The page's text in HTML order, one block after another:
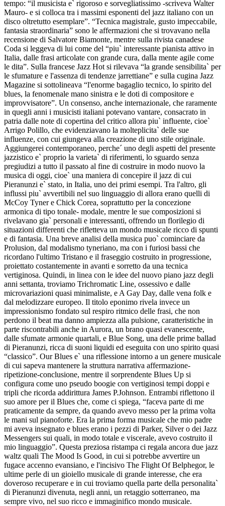
tempo: “il musicista e` rigoroso e sorvegliatissimo -scriveva Walter
Mauro- e si colloca tra i massimi esponenti del jazz italiano con un
disco oltretutto esemplare”. “Tecnica magistrale, gusto impeccabile,
fantasia straordinaria” sono le affermazioni che si trovavano nella
recensione di Salvatore Biamonte, mentre sulla rivista canadese
Coda si leggeva di lui come del “piu` interessante pianista attivo in
Italia, dalle frasi articolate con grande cura, dalla mente agile come
le dita”. Sulla francese Jazz Hot si rilevava “la grande sensibilita` per
le sfumature e l'assenza di tendenze jarrettiane” e sulla cugina Jazz
Magazine si sottolineava “l'enorme bagaglio tecnico, lo spirito del
blues, la fenomenale mano sinistra e le doti di compositore e
improvvisatore”. Un consenso, anche internazionale, che raramente
in quegli anni i musicisti italiani potevano vantare, consacrato in
patria dalle note di copertina del critico allora piu` influente, cioe`
Arrigo Polillo, che evidenziavano la molteplicita` delle sue
influenze, con cui giungeva alla creazione di uno stile originale.
Aggiungerei contemporaneo, perche´ uno degli aspetti del presente
jazzistico e` proprio la varieta` di riferimenti, lo sguardo senza
pregiudizi a tutto il passato al fine di costruire in modo nuovo la
musica di oggi, cioe` una maniera di concepire il jazz di cui
Pieranunzi e` stato, in Italia, uno dei primi esempi. Tra l'altro, gli
influssi piu` avvertibili nel suo linguaggio di allora erano quelli di
McCoy Tyner e Chick Corea, soprattutto per la concezione
armonica di tipo tonale- modale, mentre le sue composizioni si
rivelavano gia` personali e interessanti, offrendo un florilegio di
situazioni differenti che rifletteva un mondo musicale ricco di spunti
e di fantasia. Una breve analisi della musica puo` cominciare da
Prolusion, dal modalismo tyneriano, ma con i furiosi bassi che
ricordano l'ultimo Tristano e il fraseggio costruito in progressione,
proiettato costantemente in avanti e sorretto da una tecnica
vertiginosa. Quindi, in linea con le idee del nuovo piano jazz degli
anni settanta, troviamo Trichromatic Line, ossessivo e dalle
microvariazioni quasi minimaliste, e A Gay Day, dalle vena folk e
dal melodizzare europeo. Il titolo eponimo rivela invece un
impressionismo fondato sul respiro ritmico delle frasi, che non
perdono il beat ma danno ampiezza alla pulsione, caratteristiche in
parte riscontrabili anche in Aurora, un brano quasi evanescente,
dalle sfumate armonie quartali, e Blue Song, una delle prime ballad
di Pieranunzi, ricca di suoni liquidi ed eseguita con uno spirito quasi
“classico”. Our Blues e` una riflessione intorno a un genere musicale
di cui sapeva mantenere la struttura narrativa affermazione-
ripetizione-conclusione, mentre il sorprendente Blues Up si
configura come uno pseudo boogie con vertiginosi tempi doppi e
tripli che ricorda addirittura James P.Johnson. Entrambi riflettono il
suo amore per il Blues che, come ci spiega, “faceva parte di me
praticamente da sempre, da quando avevo messo per la prima volta
le mani sul pianoforte. Era la prima forma musicale che mio padre
mi aveva insegnato e blues erano i pezzi di Parker, Silver o dei Jazz
Messengers sui quali, in modo totale e viscerale, avevo costruito il
mio linguaggio”. Questa preziosa ristampa ci regala ancora due jazz
waltz quali The Mood Is Good, in cui si potrebbe avvertire un
fugace accenno evansiano, e l'incisivo The Flight Of Belphegor, le
ultime perle di un gioiello musicale di grande interesse, che era
doveroso recuperare e in cui troviamo quella parte della personalita`
di Pieranunzi divenuta, negli anni, un retaggio sotterraneo, ma
sempre vivo, nel suo ricco e immaginifico mondo musicale.